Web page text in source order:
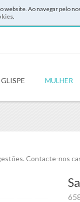
Ao navegar pelo
.
GLISPE MULHER
Contacte-nos